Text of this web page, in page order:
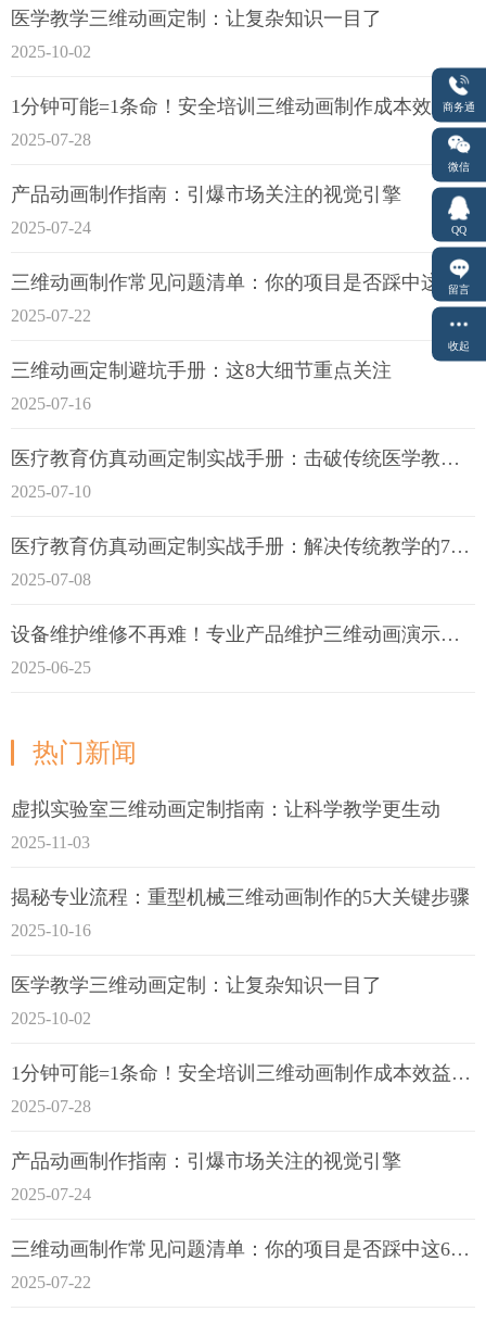
医学教学三维动画定制：让复杂知识一目了
2025-10-02
1分钟可能=1条命！安全培训三维动画制作成本效益深度拆解
2025-07-28
产品动画制作指南：引爆市场关注的视觉引擎
2025-07-24
三维动画制作常见问题清单：你的项目是否踩中这6大技术雷区？
2025-07-22
三维动画定制避坑手册：这8大细节重点关注
2025-07-16
医疗教育仿真动画定制实战手册：击破传统医学教育7大痛点
2025-07-10
医疗教育仿真动画定制实战手册：解决传统教学的7大痛点
2025-07-08
设备维护维修不再难！专业产品维护三维动画演示定制指南
2025-06-25
热门新闻
虚拟实验室三维动画定制指南：让科学教学更生动
2025-11-03
揭秘专业流程：重型机械三维动画制作的5大关键步骤
2025-10-16
医学教学三维动画定制：让复杂知识一目了
2025-10-02
1分钟可能=1条命！安全培训三维动画制作成本效益深度拆解
2025-07-28
产品动画制作指南：引爆市场关注的视觉引擎
2025-07-24
三维动画制作常见问题清单：你的项目是否踩中这6大技术雷区？
2025-07-22
商务通
微信
QQ
留言
收起